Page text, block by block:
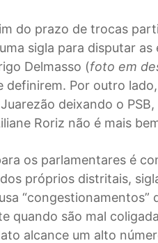
do prazo de trocas
sigla para disputar
Delmasso (foto em
Por outro
deixando o
Roriz não é mais
os parlamentares é
próprios distritais,
“congestionamentos”
quando são mal
alcance um alto